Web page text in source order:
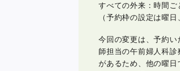
すべての外来：時間
（予約枠の設定は曜
今回の変更は、予約
師担当の午前婦人科
があるため、他の曜